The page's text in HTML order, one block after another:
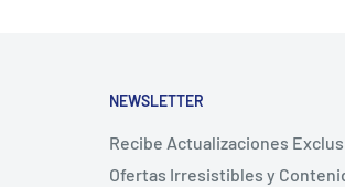
NEWSLETTER
Recibe Actualizaciones
Ofertas Irresistibles y